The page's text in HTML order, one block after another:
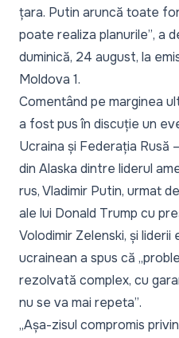
țara. Putin aruncă toate
poate realiza planurile”, a
duminică, 24 august, la
Moldova 1.
Comentând pe marginea
a fost pus în discuție un
Ucraina și Federația Rusă
din Alaska dintre liderul
rus, Vladimir Putin, urmat
ale lui Donald Trump cu
Volodimir Zelenski, și liderii
ucrainean a spus că
rezolvată complex, cu
nu se va mai repeta”.
„Așa-zisul compromis